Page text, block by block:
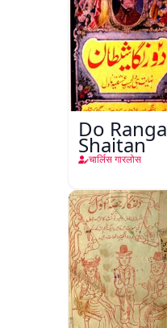
Do Ranga
Shaitan
चार्लिस गारलोस